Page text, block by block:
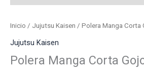
Inicio / Jujutsu Kaisen / Polera Manga Corta
Jujutsu Kaisen
Polera Manga Corta